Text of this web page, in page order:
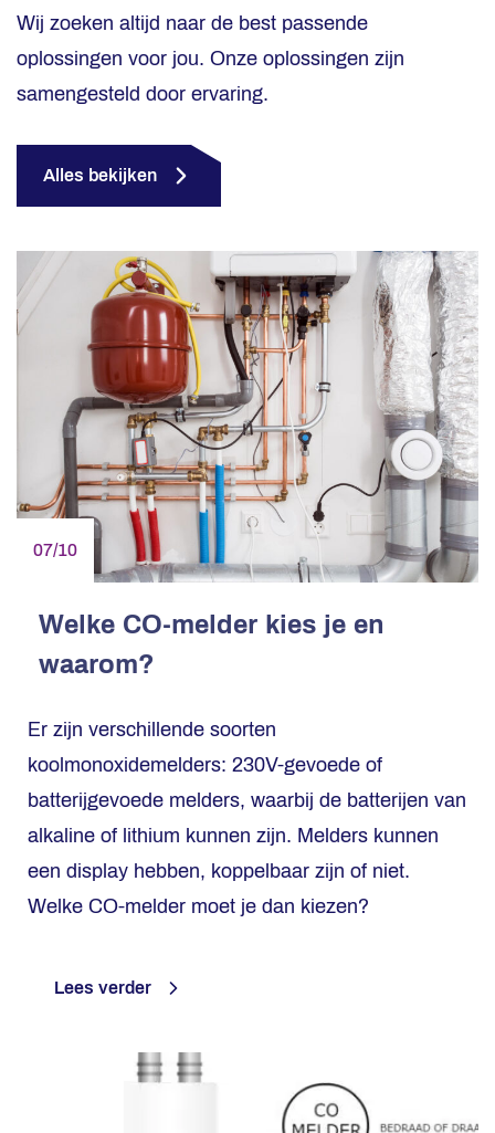
Wij zoeken altijd naar de best passende
oplossingen voor jou. Onze oplossingen zijn
samengesteld door ervaring.
Alles bekijken
07/10
Welke CO-melder kies je en
waarom?
Er zijn verschillende soorten
koolmonoxidemelders: 230V-gevoede of
batterijgevoede melders, waarbij de batterijen van
alkaline of lithium kunnen zijn. Melders kunnen
een display hebben, koppelbaar zijn of niet.
Welke CO-melder moet je dan kiezen?
Lees verder